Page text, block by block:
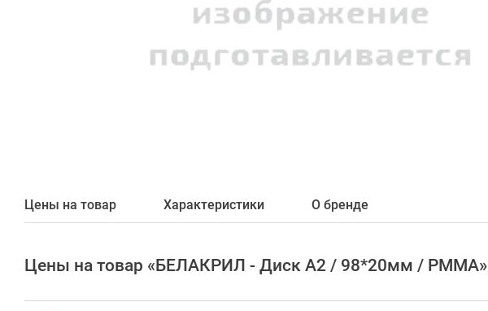
Цены на товар Характеристики О бренде
Цены на товар «БЕЛАКРИЛ - Диск A2 / 98*20мм / РММА»